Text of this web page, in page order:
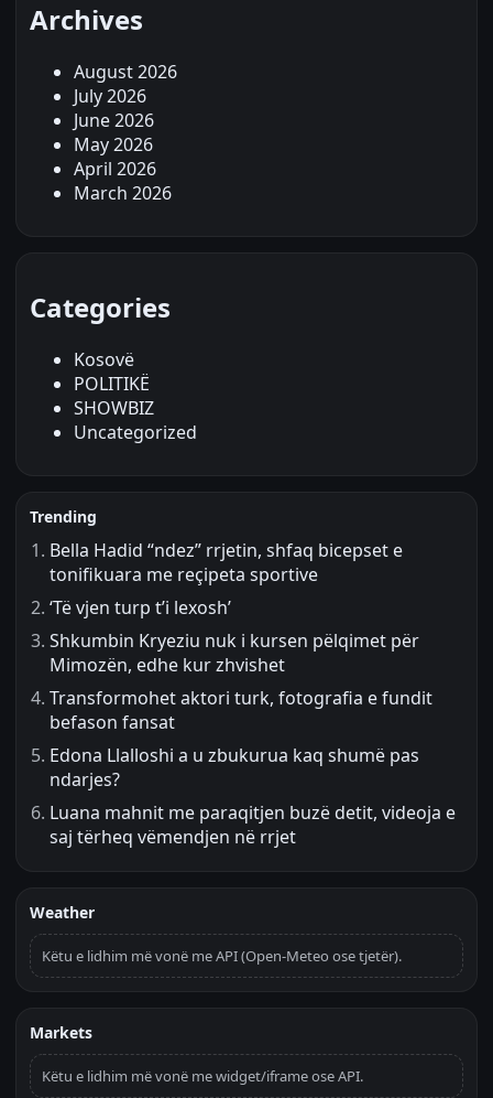
Archives
August 2026
July 2026
June 2026
May 2026
April 2026
March 2026
Categories
Kosovë
POLITIKË
SHOWBIZ
Uncategorized
Trending
Bella Hadid “ndez” rrjetin, shfaq bicepset e
tonifikuara me reçipeta sportive
‘Të vjen turp t’i lexosh’
Shkumbin Kryeziu nuk i kursen pëlqimet për
Mimozën, edhe kur zhvishet
Transformohet aktori turk, fotografia e fundit
befason fansat
Edona Llalloshi a u zbukurua kaq shumë pas
ndarjes?
Luana mahnit me paraqitjen buzë detit, videoja e
saj tërheq vëmendjen në rrjet
Weather
Këtu e lidhim më vonë me API (Open-Meteo ose tjetër).
Markets
Këtu e lidhim më vonë me widget/iframe ose API.